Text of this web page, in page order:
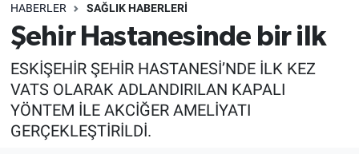
HABERLER SAĞLIK HABERLERI
Şehir Hastanesinde bir ilk
ESKİŞEHİR ŞEHİR HASTANESİ’NDE İLK KEZ
VATS OLARAK ADLANDIRILAN KAPALI
YÖNTEM İLE AKCİĞER AMELİYATI
GERÇEKLEŞTİRİLDİ.
Gündem
Türkiye
Dünya
Sağlık
Eskişehirspor Arşivi
Eskişehir Arşivi
Röportaj
Ekonomi
Süper Lig Puan Durumu ve Fikstür
Tüm Manşetler
Son Dakika Haberleri
Haber Arşivi